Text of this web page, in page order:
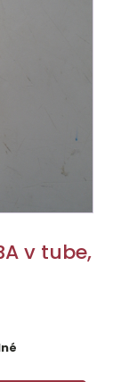
v tube,